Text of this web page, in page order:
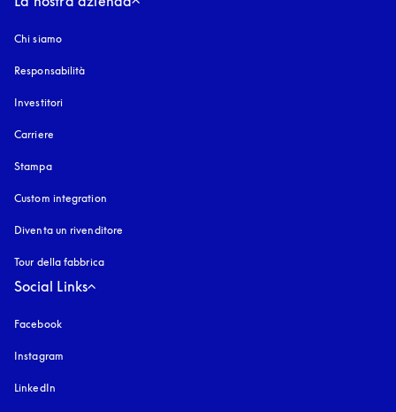
Chi siamo
Responsabilità
Investitori
Carriere
Stampa
Custom integration
Diventa un rivenditore
Tour della fabbrica
Social Links
Facebook
Instagram
LinkedIn